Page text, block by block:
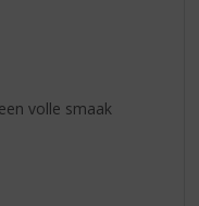
volle smaak